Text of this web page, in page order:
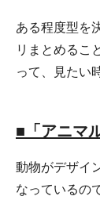
ある程度型を
リまとめるこ
って、見たい
■「アニマ
動物がデザイ
なっているの